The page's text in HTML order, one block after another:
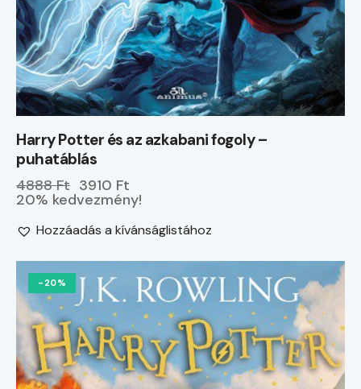
Harry Potter és az azkabani fogoly –
puhatáblás
4888 Ft 3910 Ft
20% kedvezmény!
Hozzáadás a kívánságlistához
-20%